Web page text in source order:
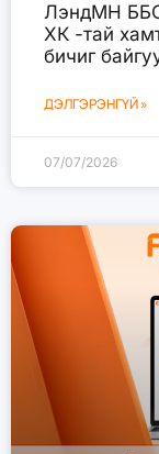
ЛэндМН
ХК -тай
бичиг
ДЭЛГЭРЭНГҮЙ »
07/07/2026